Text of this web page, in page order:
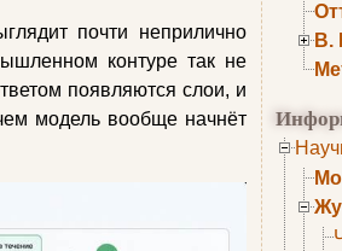
В.
почти неприлично
контуре так не
появляются слои, и
модель вообще начнёт